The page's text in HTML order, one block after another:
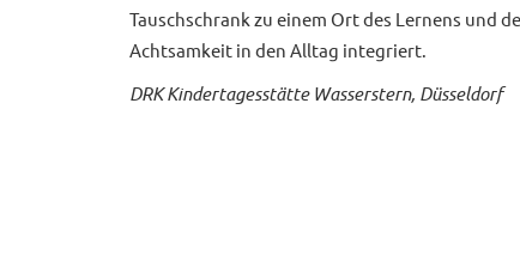
Tauschschrank zu einem Ort des Lernens und
Achtsamkeit in den Alltag integriert.
DRK Kindertagesstätte Wasserstern, Düsseldorf